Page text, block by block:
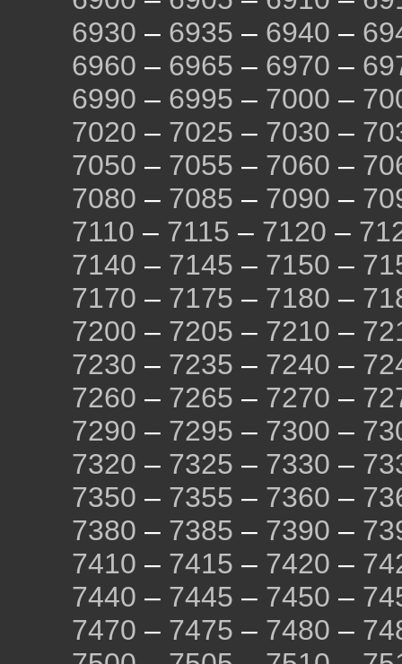
6930 – 6935 – 6940 –
6960 – 6965 – 6970 –
6990 – 6995 – 7000 –
7020 – 7025 – 7030 –
7050 – 7055 – 7060 –
7080 – 7085 – 7090 –
7110 – 7115 – 7120 –
7140 – 7145 – 7150 –
7170 – 7175 – 7180 –
7200 – 7205 – 7210 –
7230 – 7235 – 7240 –
7260 – 7265 – 7270 –
7290 – 7295 – 7300 –
7320 – 7325 – 7330 –
7350 – 7355 – 7360 –
7380 – 7385 – 7390 –
7410 – 7415 – 7420 –
7440 – 7445 – 7450 –
7470 – 7475 – 7480 –